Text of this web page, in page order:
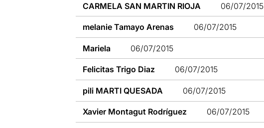
CARMELA SAN MARTIN RIOJA 06/07/2015
melanie Tamayo Arenas 06/07/2015
Mariela 06/07/2015
Felicitas Trigo Diaz 06/07/2015
pili MARTI QUESADA 06/07/2015
Xavier Montagut Rodríguez 06/07/2015